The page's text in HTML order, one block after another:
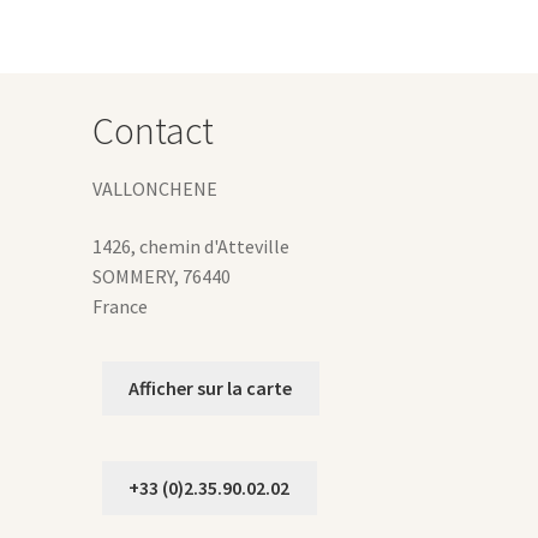
Contact
VALLONCHENE
1426, chemin d'Atteville
SOMMERY, 76440
France
Afficher sur la carte
+33 (0)2.35.90.02.02